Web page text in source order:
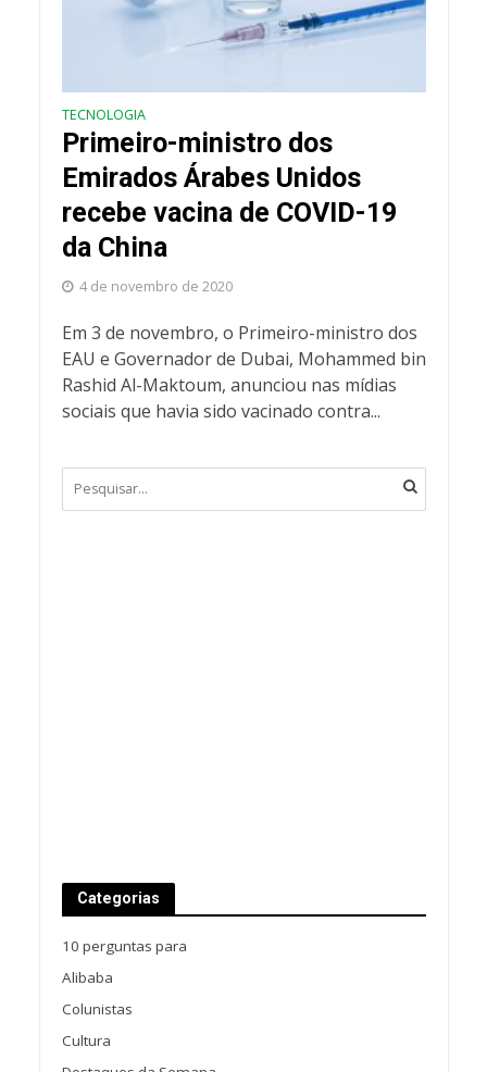
TECNOLOGIA
Primeiro-ministro dos
Emirados Árabes Unidos
recebe vacina de COVID-19
da China
4 de novembro de 2020
Em 3 de novembro, o Primeiro-ministro dos
EAU e Governador de Dubai, Mohammed bin
Rashid Al-Maktoum, anunciou nas mídias
sociais que havia sido vacinado contra...
Categorias
10 perguntas para
Alibaba
Colunistas
Cultura